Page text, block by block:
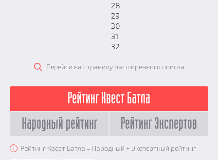
28
29
30
31
32
Перейти на страницу расширенного поиска
Рейтинг Квест Батла
Народный рейтинг
Рейтинг Экспертов
i Рейтинг Квест Батла = Народный + Экспертный рейтинг